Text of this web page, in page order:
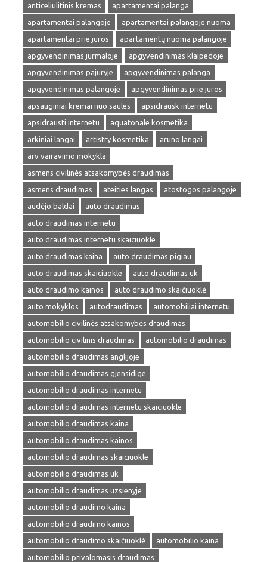
anticeliulitinis kremas
apartamentai palanga
apartamentai palangoje
apartamentai palangoje nuoma
apartamentai prie juros
apartamentų nuoma palangoje
apgyvendinimas jurmaloje
apgyvendinimas klaipedoje
apgyvendinimas pajuryje
apgyvendinimas palanga
apgyvendinimas palangoje
apgyvendinimas prie juros
apsauginiai kremai nuo saules
apsidrausk internetu
apsidrausti internetu
aquatonale kosmetika
arkiniai langai
artistry kosmetika
aruno langai
arv vairavimo mokykla
asmens civilinės atsakomybės draudimas
asmens draudimas
ateities langas
atostogos palangoje
audėjo baldai
auto draudimas
auto draudimas internetu
auto draudimas internetu skaiciuokle
auto draudimas kaina
auto draudimas pigiau
auto draudimas skaiciuokle
auto draudimas uk
auto draudimo kainos
auto draudimo skaičiuoklė
auto mokyklos
autodraudimas
automobiliai internetu
automobilio civilinės atsakomybės draudimas
automobilio civilinis draudimas
automobilio draudimas
automobilio draudimas anglijoje
automobilio draudimas gjensidige
automobilio draudimas internetu
automobilio draudimas internetu skaiciuokle
automobilio draudimas kaina
automobilio draudimas kainos
automobilio draudimas skaiciuokle
automobilio draudimas uk
automobilio draudimas uzsienyje
automobilio draudimo kaina
automobilio draudimo kainos
automobilio draudimo skaičiuoklė
automobilio kaina
automobilio privalomasis draudimas